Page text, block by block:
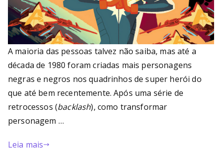
A maioria das pessoas talvez não saiba, mas até a
década de 1980 foram criadas mais personagens
negras e negros nos quadrinhos de super herói do
que até bem recentemente. Após uma série de
retrocessos (backlash), como transformar
personagem …
Leia mais